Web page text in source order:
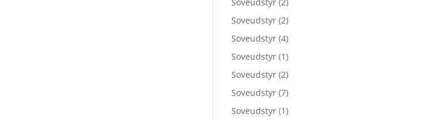
Soveudstyr (2)
Soveudstyr (4)
Soveudstyr (1)
Soveudstyr (2)
Soveudstyr (7)
Soveudstyr (1)